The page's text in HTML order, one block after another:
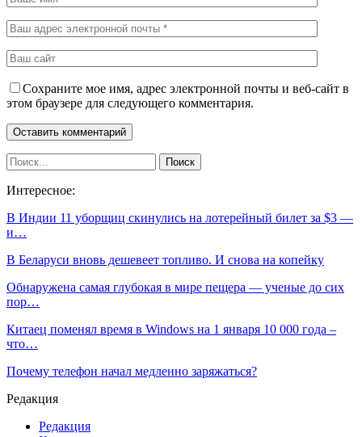
Сохраните мое имя, адрес электронной почты и веб-сайт в
этом браузере для следующего комментария.
Интересное:
В Индии 11 уборщиц скинулись на лотерейный билет за $3 —
и…
В Беларуси вновь дешевеет топливо. И снова на копейку
Обнаружена самая глубокая в мире пещера — ученые до сих
пор…
Китаец поменял время в Windows на 1 января 10 000 года –
что…
Почему телефон начал медленно заряжаться?
Редакция
Редакция